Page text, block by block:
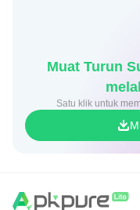
Muat Turun Super Pantas dan Selamat
Satu klik untuk